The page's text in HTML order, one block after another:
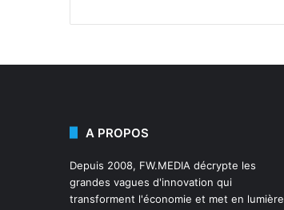
A PROPOS
Depuis 2008, FW.MEDIA décrypte les
grandes vagues d'innovation qui
transforment l'économie et met en lumière